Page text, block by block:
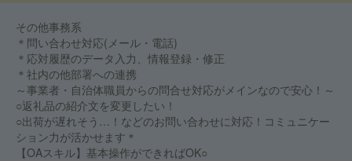
その他事務系
＊問い合わせ対応(メール・電話)
＊応対履歴のデータ入力、情報登録・修正
＊社内の他部署への連携
～事業者・自治体職員からの問合せ対応がメインなので安心！～
○返礼品の紹介文を変更したい！
○出荷が遅れそう…！などのお問い合わせに対応！コミュニケー
ション力が活かせます＊
【OAスキル】基本操作ができればOK○